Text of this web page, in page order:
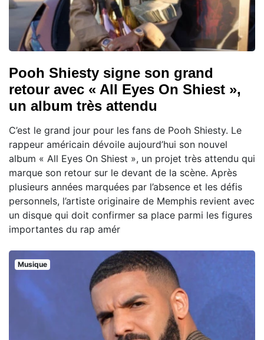
Pooh Shiesty signe son grand
retour avec « All Eyes On Shiest »,
un album très attendu
C’est le grand jour pour les fans de Pooh Shiesty. Le
rappeur américain dévoile aujourd’hui son nouvel
album « All Eyes On Shiest », un projet très attendu qui
marque son retour sur le devant de la scène. Après
plusieurs années marquées par l’absence et les défis
personnels, l’artiste originaire de Memphis revient avec
un disque qui doit confirmer sa place parmi les figures
importantes du rap amér
Musique